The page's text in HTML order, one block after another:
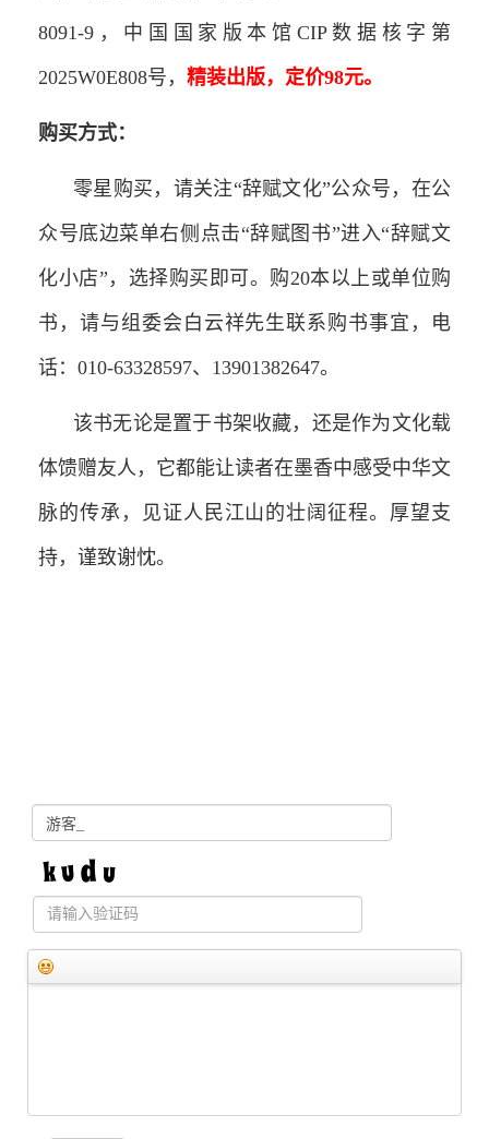
8091-9，中国国家版本馆CIP数据核字第
2025W0E808号， 精装出版，定价98元。
购买方式：
零星购买，请关注“辞赋文化”公众号，在公
众号底边菜单右侧点击“辞赋图书”进入“辞赋文
化小店”，选择购买即可。购20本以上或单位购
书，请与组委会白云祥先生联系购书事宜，电
话：010-63328597、13901382647。
该书无论是置于书架收藏，还是作为文化载
体馈赠友人，它都能让读者在墨香中感受中华文
脉的传承，见证人民江山的壮阔征程。厚望支
持，谨致谢忱。